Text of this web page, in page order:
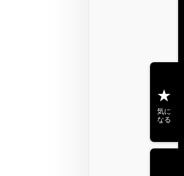
気に
なる